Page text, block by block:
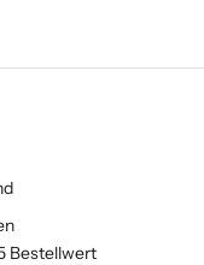
Bestellwert